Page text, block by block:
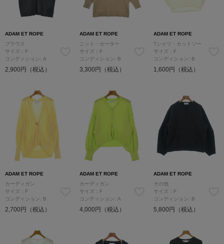
ADAM ET ROPE
ブラウス
サイズ：F
コンディション: A
2,900円（税込）
ADAM ET ROPE
ニット・セーター
サイズ：F
コンディション: B
3,300円（税込）
ADAM ET ROPE
Tシャツ・カットソー
サイズ：F
コンディション: B
1,600円（税込）
ADAM ET ROPE
カーディガン
サイズ：F
コンディション: B
2,700円（税込）
ADAM ET ROPE
カーディガン
サイズ：F
コンディション: A
4,000円（税込）
ADAM ET ROPE
その他
サイズ：F
コンディション: B
5,800円（税込）